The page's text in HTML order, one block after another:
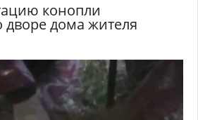
конопли
дома жителя